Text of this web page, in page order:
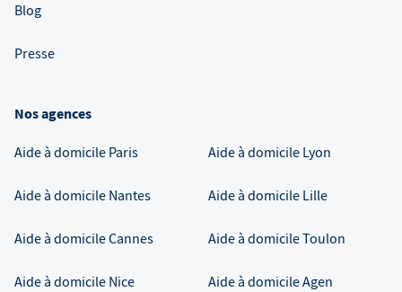
Blog
Presse
Nos agences
Aide à domicile Paris Aide à domicile Lyon
Aide à domicile Nantes Aide à domicile Lille
Aide à domicileCannes Aide à domicileToulon
Aide à domicile Nice Aide à domicileAgen